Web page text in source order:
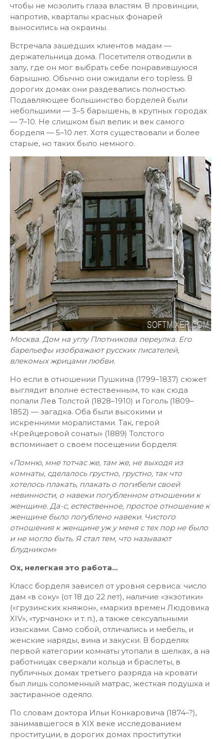
чтобы не мозолить глаза властям. В провинции,
напротив, кварталы красных фонарей
выносились на окраины.
Встречала зашедших клиентов мадам —
держательница дома. Посетителя отводили в
залу, где он мог выбрать себе понравившуюся
барышню. Обычно они ожидали его topless. В
дорогих домах они раздевались полностью.
Подавляющее большинство борделей были
небольшими — 3–5 барышень, в крупных городах
— 7–10. Не слишком был велик и век самого
борделя — 5–10 лет. Хотя существовали и более
старые, но таких было немного.
Москва. Дом на углу Плотникова переулка. Его
барельефы изображают русских писателей,
влекомых жрицами любви.
Но если в отношении Пушкина (1799–1837) сюжет
выглядит вполне естественным, то как сюда
попали Лев Толстой (1828–1910) и Гоголь (1809–
1852) — загадка. Оба были высокими и
искренними моралистами. Так, герой
«Крейцеровой сонаты» (1889) Толстого
вспоминает о своем посещении борделя:
«Помню, мне тотчас же, там же, не выходя из
комнаты, сделалось грустно, грустно, так что
хотелось плакать, плакать о погибели своей
невинности, о навеки погубленном отношении к
женщине. Да-с, естественное, простое отношение к
женщине было погублено навеки. Чистого
отношения к женщине уж у меня с тех пор не было
и не могло быть. Я стал тем, что называют
блудником»
Ох, нелегкая это работа…
Класс борделя зависел от уровня сервиса: число
дам «в соку» (от 18 до 22 лет), наличие «экзотики»
(«грузинских княжон», «маркиз времен Людовика
XIV», «турчанок» и т. п.), а также сексуальными
изысками. Само собой, отличались и мебель, и
женские наряды, вина и закуски. В борделях
первой категории комнаты утопали в шелках, а на
работницах сверкали кольца и браслеты, в
публичных домах третьего разряда на кровати
был лишь соломенный матрас, жесткая подушка и
застиранное одеяло.
По словам доктора Ильи Конкаровича (1874–?),
занимавшегося в XIX веке исследованием
проституции, в дорогих домах проститутки